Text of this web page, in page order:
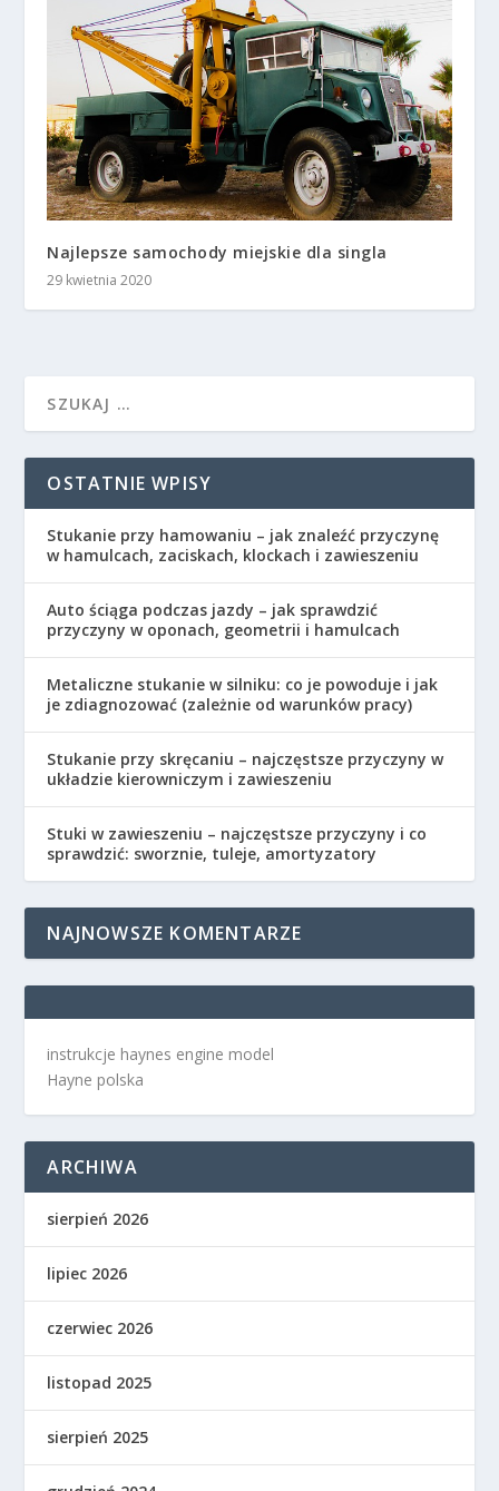
Najlepsze samochody miejskie dla singla
29 kwietnia 2020
OSTATNIE WPISY
Stukanie przy hamowaniu – jak znaleźć przyczynę
w hamulcach, zaciskach, klockach i zawieszeniu
Auto ściąga podczas jazdy – jak sprawdzić
przyczyny w oponach, geometrii i hamulcach
Metaliczne stukanie w silniku: co je powoduje i jak
je zdiagnozować (zależnie od warunków pracy)
Stukanie przy skręcaniu – najczęstsze przyczyny w
układzie kierowniczym i zawieszeniu
Stuki w zawieszeniu – najczęstsze przyczyny i co
sprawdzić: sworznie, tuleje, amortyzatory
NAJNOWSZE KOMENTARZE
instrukcje haynes engine model
Hayne polska
ARCHIWA
sierpień 2026
lipiec 2026
czerwiec 2026
listopad 2025
sierpień 2025